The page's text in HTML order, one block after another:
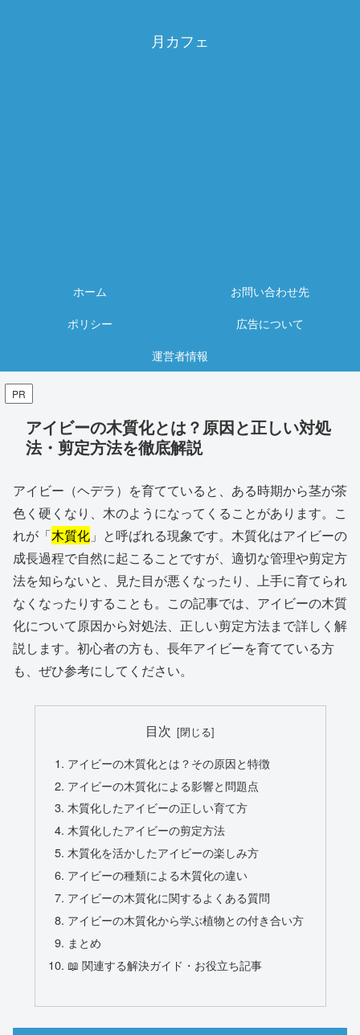
月カフェ
ホーム
お問い合わせ先
ポリシー
広告について
運営者情報
PR
アイビーの木質化とは？原因と正しい対処
法・剪定方法を徹底解説
アイビー（ヘデラ）を育てていると、ある時期から茎が茶
色く硬くなり、木のようになってくることがあります。こ
れが「木質化 」と呼ばれる現象です。木質化はアイビーの
成長過程で自然に起こることですが、適切な管理や剪定方
法を知らないと、見た目が悪くなったり、上手に育てられ
なくなったりすることも。この記事では、アイビーの木質
化について原因から対処法、正しい剪定方法まで詳しく解
説します。初心者の方も、長年アイビーを育てている方
も、ぜひ参考にしてください。
目次
アイビーの木質化とは？その原因と特徴
アイビーの木質化による影響と問題点
木質化したアイビーの正しい育て方
木質化したアイビーの剪定方法
木質化を活かしたアイビーの楽しみ方
アイビーの種類による木質化の違い
アイビーの木質化に関するよくある質問
アイビーの木質化から学ぶ植物との付き合い方
まとめ
📖 関連する解決ガイド・お役立ち記事